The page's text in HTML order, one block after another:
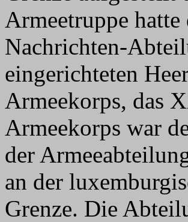
Armeetruppe
Nachrichten-
eingerichteten
Armeekorps, das
Armeekorps war
der
an der
Grenze. Die